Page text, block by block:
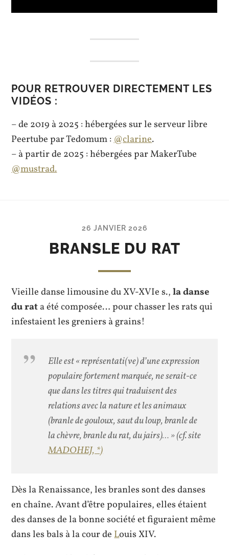
POUR RETROUVER DIRECTEMENT LES
VIDÉOS :
– de 2019 à 2025 : hébergées sur le serveur libre
Peertube par Tedomum :@clarine.
– à partir de 2025 : hébergées par MakerTube
@mustrad.
26 JANVIER 2026
BRANSLE DU RAT
Vieille danse limousine du XV-XVIe s.,la danse
du rata été composée… pour chasser les rats qui
infestaient les greniers à grains!
Elle est « représentati(ve) d’une expression
populaire fortement marquée, ne serait-ce
que dans les titres qui traduisent des
relations avec la nature et les animaux
(branle de gouloux, saut du loup, branle de
la chèvre, branle du rat, du jairs)… » (cf. site
MADOHEJ, *)
Dès la Renaissance, les branles sont des danses
en chaîne. Avant d’être populaires, elles étaient
des danses de la bonne société et figuraient même
dans les bals à la cour deLouis XIV.